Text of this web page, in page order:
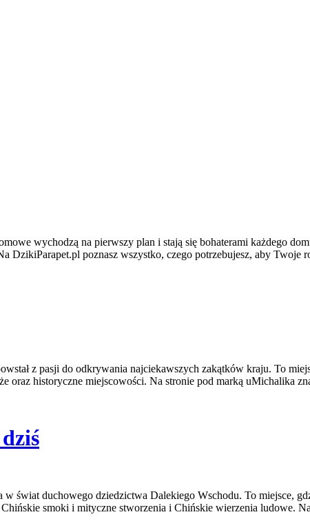
wychodzą na pierwszy plan i stają się bohaterami każdego
DzikiParapet.pl poznasz wszystko, czego potrzebujesz, aby Twoje
z pasji do odkrywania najciekawszych zakątków kraju. To
oraz historyczne miejscowości. Na stronie pod marką uMichalika
świat duchowego dziedzictwa Dalekiego Wschodu. To miejsce,
smoki i mityczne stworzenia i Chińskie wierzenia ludowe.